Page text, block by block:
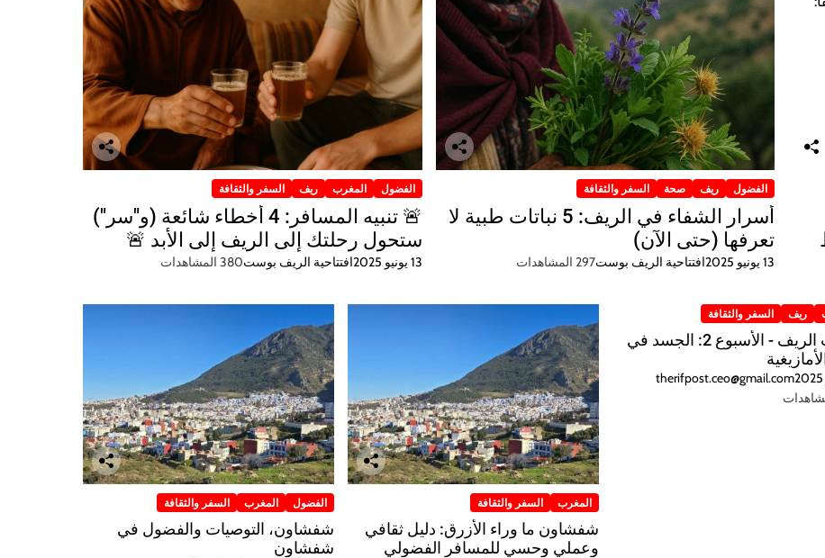
الفضول ريف صحة السفر والثقافة
أسرار الشفاء في الريف: 5 نباتات طبية لا
تعرفها (حتى الآن)
13 يونيو 2025 افتتاحية الريف بوست297 المشاهدات
الفضول المغرب ريف السفر والثقافة
🚨 تنبيه المسافر: 4 أخطاء شائعة (و"سر")
ستحول رحلتك إلى الريف إلى الأبد 🚨
13 يونيو 2025 افتتاحية الريف بوست380 المشاهدات
ريف السفر والثقافة
كلمات الريف - الأسبوع 2: الجسد في
therifpost.ceo@gmail.com
المغرب السفر والثقافة
شفشاون ما وراء الأزرق: دليل ثقافي
وعملي وحسي للمسافر الفضولي
الفضول المغرب السفر والثقافة
شفشاون، التوصيات والفضول في
شفشاون